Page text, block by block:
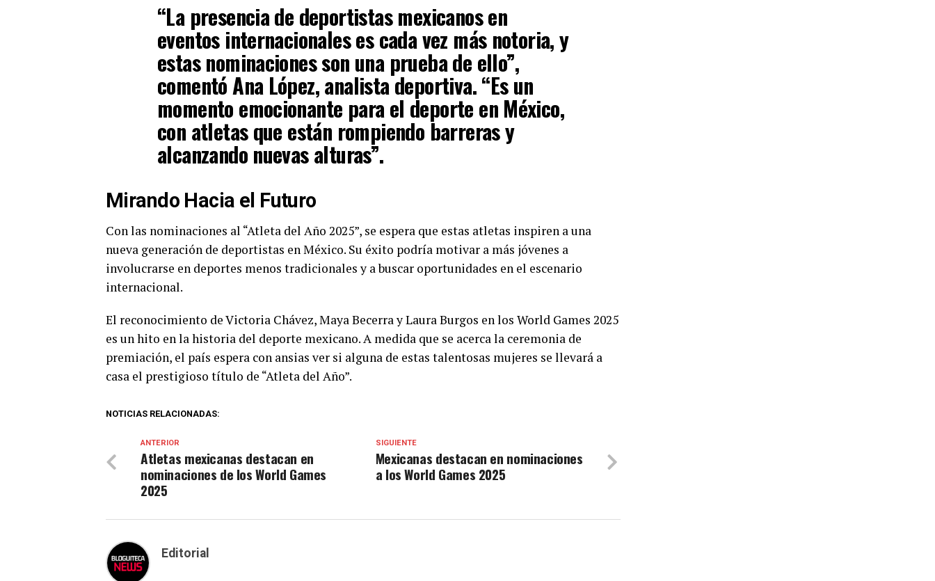
“La presencia de deportistas mexicanos en
eventos internacionales es cada vez más notoria, y
estas nominaciones son una prueba de ello”,
comentó Ana López, analista deportiva. “Es un
momento emocionante para el deporte en México,
con atletas que están rompiendo barreras y
alcanzando nuevas alturas”.
Mirando Hacia el Futuro
Con las nominaciones al “Atleta del Año 2025”, se espera que estas atletas inspiren a una
nueva generación de deportistas en México. Su éxito podría motivar a más jóvenes a
involucrarse en deportes menos tradicionales y a buscar oportunidades en el escenario
internacional.
El reconocimiento de Victoria Chávez, Maya Becerra y Laura Burgos en los World Games 2025
es un hito en la historia del deporte mexicano. A medida que se acerca la ceremonia de
premiación, el país espera con ansias ver si alguna de estas talentosas mujeres se llevará a
casa el prestigioso título de “Atleta del Año”.
NOTICIAS RELACIONADAS:
SIGUIENTE
Mexicanas destacan en nominaciones
a los World Games 2025
ANTERIOR
Atletas mexicanas destacan en
nominaciones de los World Games
2025
Editorial